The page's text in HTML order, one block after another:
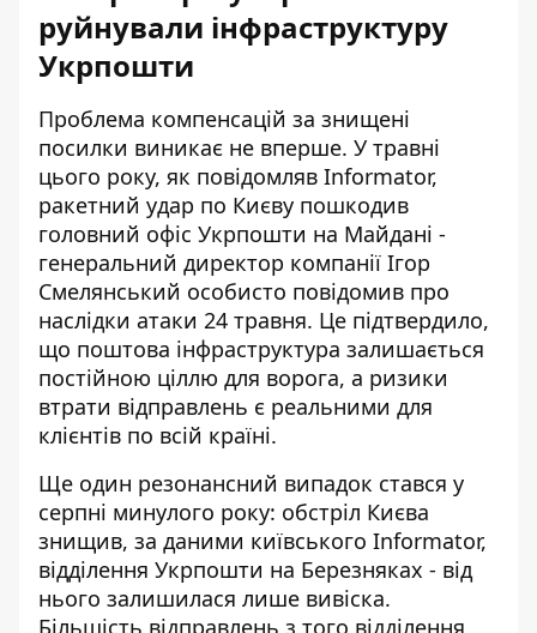
руйнували інфраструктуру
Укрпошти
Проблема компенсацій за знищені
посилки виникає не вперше. У травні
цього року, як повідомляв Informator,
ракетний удар по Києву пошкодив
головний офіс Укрпошти на Майдані -
генеральний директор компанії Ігор
Смелянський особисто повідомив про
наслідки атаки 24 травня. Це підтвердило,
що поштова інфраструктура залишається
постійною ціллю для ворога, а ризики
втрати відправлень є реальними для
клієнтів по всій країні.
Ще один резонансний випадок стався у
серпні минулого року: обстріл Києва
знищив, за даними київського Informator,
відділення Укрпошти на Березняках - від
нього залишилася лише вивіска.
Більшість відправлень з того відділення